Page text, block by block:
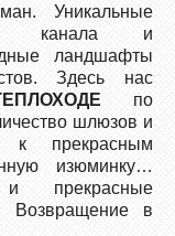
Уникальные
канала и
ландшафты
Здесь нас
по
шлюзов и
к прекрасным
изюминку…
и прекрасные
Возвращение в